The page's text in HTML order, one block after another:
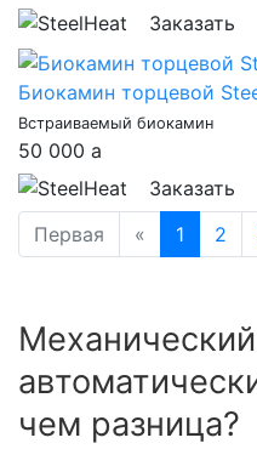
Заказать
Биокамин торцевой
Встраиваемый биокамин
50 000 a
Заказать
Первая
« 1 2
чем разница?